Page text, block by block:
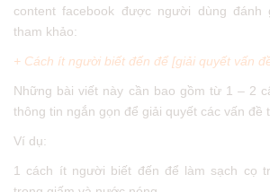
content facebook được người dùng
tham khảo:
+ Cách ít người biết đến để [giải quyết vấn
Những bài viết này cần bao gồm từ 1 – 2
thông tin ngắn gọn để giải quyết các vấn đề
Ví dụ:
1 cách ít người biết đến để làm sạch cọ